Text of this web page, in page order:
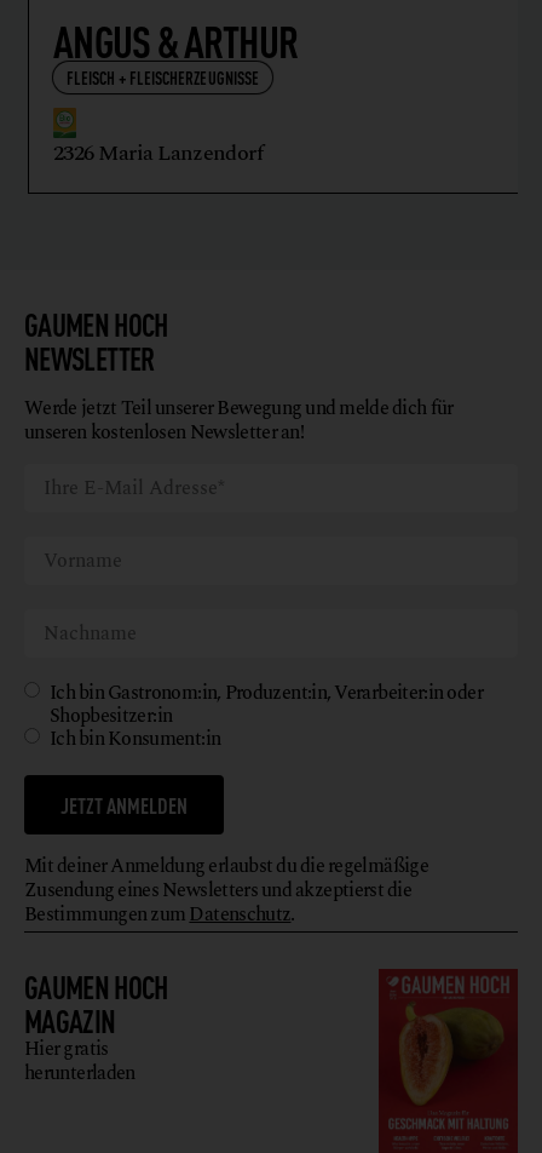
ANGUS & ARTHUR
FLEISCH + FLEISCHERZEUGNISSE
2326 Maria Lanzendorf
GAUMEN HOCH
MAGAZIN
Hier gratis
herunterladen
GAUMEN HOCH
NEWSLETTER
Werde jetzt Teil unserer Bewegung und melde dich für
unseren kostenlosen Newsletter an!
Ich bin Gastronom:in, Produzent:in, Verarbeiter:in oder
Shopbesitzer:in
Ich bin Konsument:in
JETZT ANMELDEN
Mit deiner Anmeldung erlaubst du die regelmäßige
Zusendung eines Newsletters und akzeptierst die
Bestimmungen zumDatenschutz.